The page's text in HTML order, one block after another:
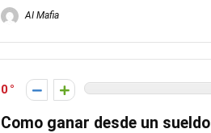
AI Mafia
0
Como ganar desde un